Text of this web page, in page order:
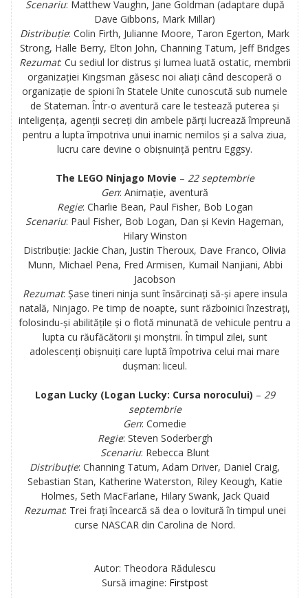
Scenariu: Matthew Vaughn, Jane Goldman (adaptare după
Dave Gibbons, Mark Millar)
Distribuție: Colin Firth, Julianne Moore, Taron Egerton, Mark
Strong, Halle Berry, Elton John, Channing Tatum, Jeff Bridges
Rezumat: Cu sediul lor distrus și lumea luată ostatic, membrii
organizației Kingsman găsesc noi aliați când descoperă o
organizație de spioni în Statele Unite cunoscută sub numele
de Stateman. Într-o aventură care le testează puterea și
inteligența, agenții secreți din ambele părți lucrează împreună
pentru a lupta împotriva unui inamic nemilos și a salva ziua,
lucru care devine o obișnuință pentru Eggsy.
The LEGO Ninjago Movie – 22 septembrie
Gen: Animație, aventură
Regie: Charlie Bean, Paul Fisher, Bob Logan
Scenariu: Paul Fisher, Bob Logan, Dan și Kevin Hageman,
Hilary Winston
Distribuție: Jackie Chan, Justin Theroux, Dave Franco, Olivia
Munn, Michael Pena, Fred Armisen, Kumail Nanjiani, Abbi
Jacobson
Rezumat: Șase tineri ninja sunt însărcinați să-și apere insula
natală, Ninjago. Pe timp de noapte, sunt războinici înzestrați,
folosindu-și abilitățile și o flotă minunată de vehicule pentru a
lupta cu răufăcătorii și monștrii. În timpul zilei, sunt
adolescenți obișnuiți care luptă împotriva celui mai mare
dușman: liceul.
Logan Lucky (Logan Lucky: Cursa norocului) – 29
septembrie
Gen: Comedie
Regie: Steven Soderbergh
Scenariu: Rebecca Blunt
Distribuție: Channing Tatum, Adam Driver, Daniel Craig,
Sebastian Stan, Katherine Waterston, Riley Keough, Katie
Holmes, Seth MacFarlane, Hilary Swank, Jack Quaid
Rezumat: Trei frați încearcă să dea o lovitură în timpul unei
curse NASCAR din Carolina de Nord.
Autor: Theodora Rădulescu
Sursă imagine: Firstpost